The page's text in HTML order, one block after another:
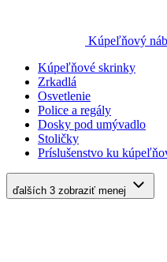
Kúpeľňový
Kúpeľňové skrinky
Zrkadlá
Osvetlenie
Police a regály
Dosky pod umývadlo
Stoličky
Príslušenstvo ku
ďalších 3 zobraziť menej